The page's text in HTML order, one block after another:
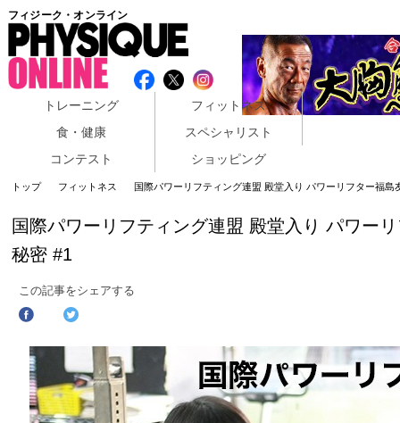
フィジーク・オンライン
トレーニング
フィットネス
食・健康
スペシャリスト
コンテスト
ショッピング
トップ フィットネス 国際パワーリフティング連盟 殿堂入り パワーリフター福島
国際パワーリフティング連盟 殿堂入り パワー
秘密 #1
この記事をシェアする